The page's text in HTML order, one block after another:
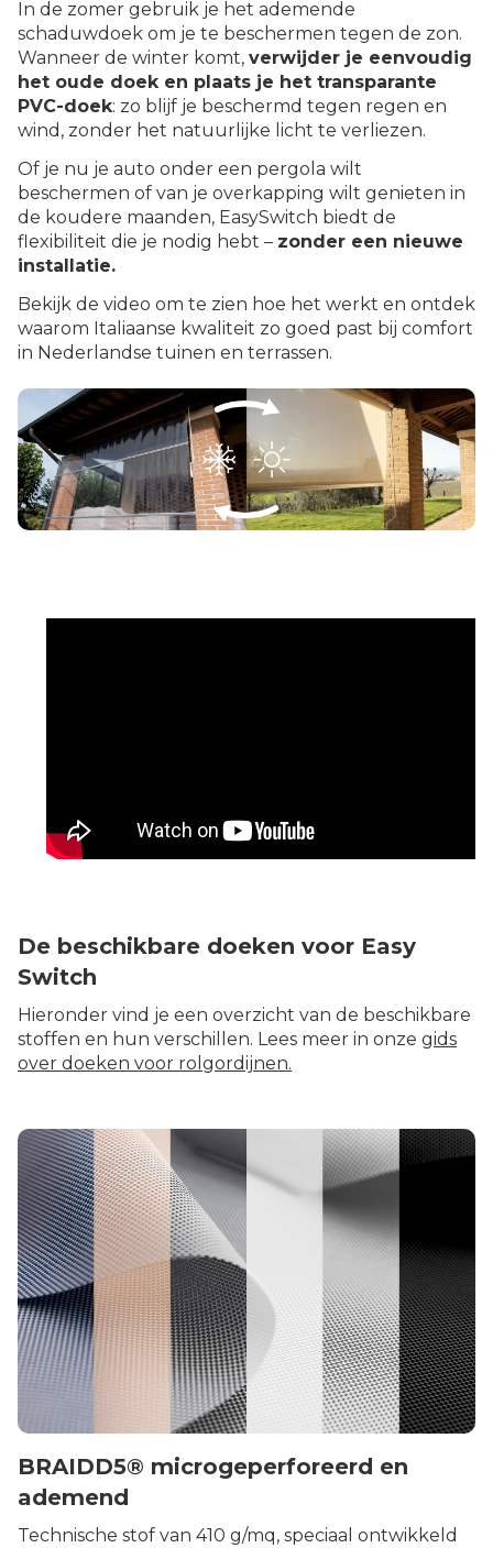
In de zomer gebruik je het ademende
schaduwdoek om je te beschermen tegen de zon.
Wanneer de winter komt, verwijder je eenvoudig
het oude doek en plaats je het transparante
PVC-doek: zo blijf je beschermd tegen regen en
wind, zonder het natuurlijke licht te verliezen.
Of je nu je auto onder een pergola wilt
beschermen of van je overkapping wilt genieten in
de koudere maanden, EasySwitch biedt de
flexibiliteit die je nodig hebt – zonder een nieuwe
installatie.
Bekijk de video om te zien hoe het werkt en ontdek
waarom Italiaanse kwaliteit zo goed past bij comfort
in Nederlandse tuinen en terrassen.
De beschikbare doeken voor Easy
Switch
Hieronder vind je een overzicht van de beschikbare
stoffen en hun verschillen. Lees meer in onze gids
over doeken voor rolgordijnen.
BRAIDD5® microgeperforeerd en
ademend
Technische stof van 410 g/mq, speciaal ontwikkeld